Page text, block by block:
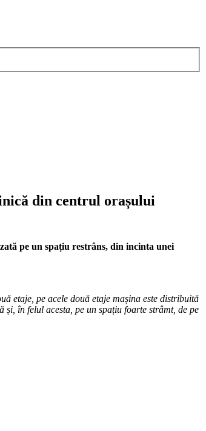
din centrul orașului
pe un spațiu restrâns, din incinta unei
etaje, pe acele două etaje mașina este distribuită
în felul acesta, pe un spațiu foarte strâmt, de pe